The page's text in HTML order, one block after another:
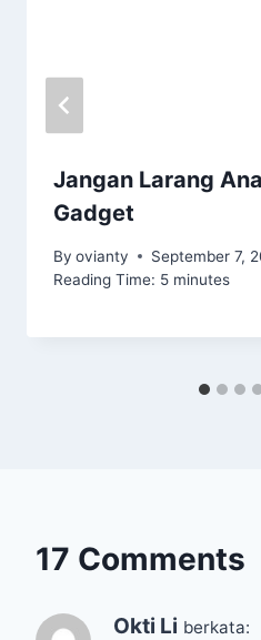
Jangan Larang
Gadget
By ovianty
September 7,
Reading Time: 5 minutes
17 Comments
Okti Li berkata: